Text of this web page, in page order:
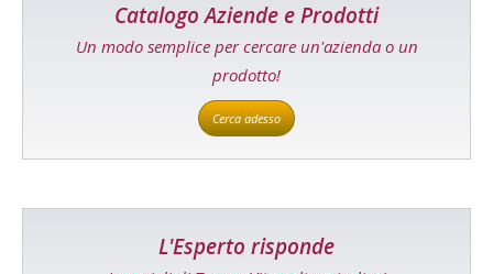
Catalogo Aziende e Prodotti
Un modo semplice per cercare un'azienda o un
prodotto!
Cerca adesso
L'Esperto risponde